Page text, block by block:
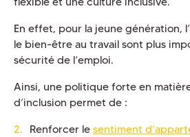
En effet, pour la jeune génération,
le bien-être au travail sont plus
sécurité de l’emploi.
Ainsi, une politique forte en
d’inclusion permet de :
Renforcer lesentiment